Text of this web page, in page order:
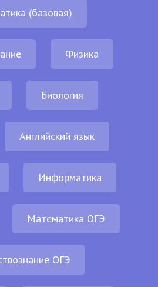
(базовая)
Физика
Биология
Английский язык
Информатика
Математика ОГЭ
ОГЭ